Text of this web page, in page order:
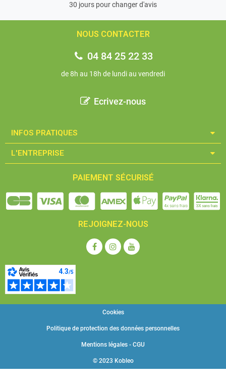
30 jours pour changer d'avis
NOUS CONTACTER
04 84 25 22 33
de 8h au 18h de lundi au vendredi
Ecrivez-nous
INFOS PRATIQUES​
L'ENTREPRISE​
PAIEMENT SÉCURISÉ
REJOIGNEZ-NOUS
© 2023 Kobleo
Mentions légales - CGU
Politique de protection des données personnelles
Cookies